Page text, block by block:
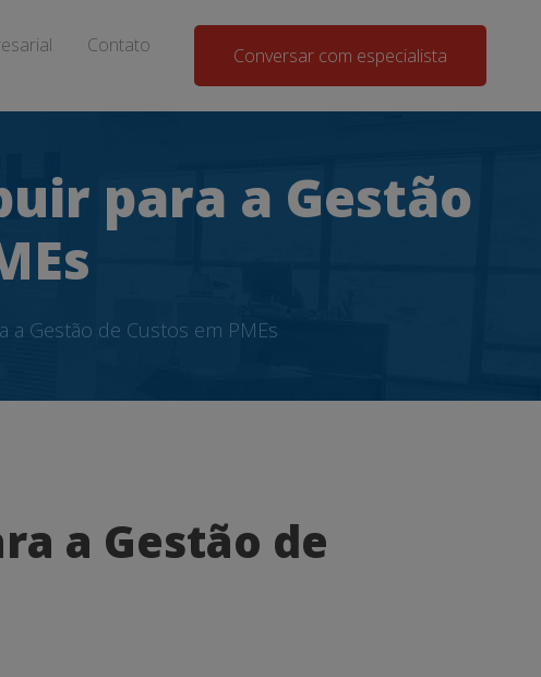
Contato Conversar com especialista
para a Gestão
Gestão de Custos em PMEs
a Gestão de